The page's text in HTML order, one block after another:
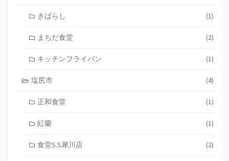
きばらし (1)
まちだ食堂 (2)
キッチンフライパン (1)
塩尻市 (4)
正和食堂 (1)
紅蘭 (1)
食堂S.S犀川店 (2)